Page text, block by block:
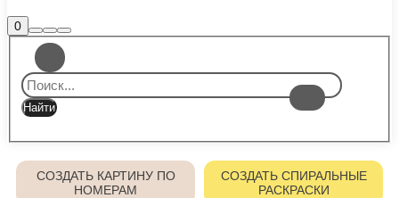
0Боковая
панель
магазина
Найти
Больше
информации
Главное
меню
СОЗДАТЬ КАРТИНУ ПО
НОМЕРАМ
СОЗДАТЬ СПИРАЛЬНЫЕ
РАСКРАСКИ